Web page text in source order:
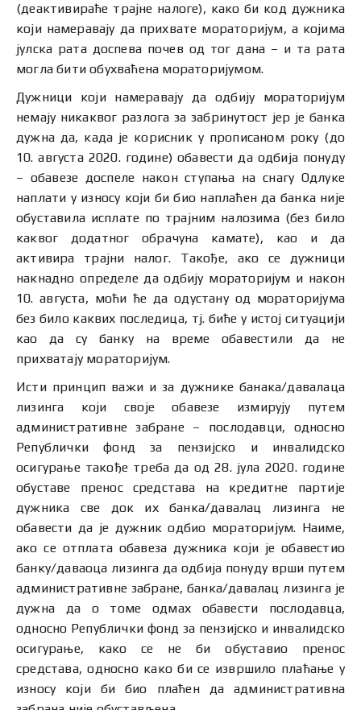
(деактивираће трајне налоге), како би код дужника
који намеравају да прихвате мораторијум, а којима
јулска рата доспева почев од тог дана – и та рата
могла бити обухваћена мораторијумом.
Дужници који намеравају да одбију мораторијум
немају никаквог разлога за забринутост јер је банка
дужна да, када је корисник у прописаном року (до
10. августа 2020. године) обавести да одбија понуду
– обавезе доспеле након ступања на снагу Одлуке
наплати у износу који би био наплаћен да банка није
обуставила исплате по трајним налозима (без било
каквог додатног обрачуна камате), као и да
активира трајни налог. Такође, ако се дужници
накнадно определе да одбију мораторијум и након
10. августа, моћи ће да одустану од мораторијума
без било каквих последица, тј. биће у истој ситуацији
као да су банку на време обавестили да не
прихватају мораторијум.
Исти принцип важи и за дужнике банака/давалаца
лизинга који своје обавезе измирују путем
административне забране – послодавци, односно
Републички фонд за пензијско и инвалидско
осигурање такође треба да од 28. јула 2020. године
обуставе пренос средстава на кредитне партије
дужника све док их банка/давалац лизинга не
обавести да је дужник одбио мораторијум. Наиме,
ако се отплата обавеза дужника који је обавестио
банку/даваоца лизинга да одбија понуду врши путем
административне забране, банка/давалац лизинга је
дужна да о томе одмах обавести послодавца,
односно Републички фонд за пензијско и инвалидско
осигурање, како се не би обуставио пренос
средстава, односно како би се извршило плаћање у
износу који би био плаћен да административна